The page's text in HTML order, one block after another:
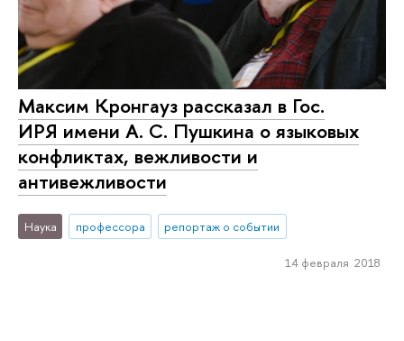
Максим Кронгауз рассказал в Гос.
ИРЯ имени А. С. Пушкина о языковых
конфликтах, вежливости и
антивежливости
Наука профессора репортаж о событии
14 февраля 2018